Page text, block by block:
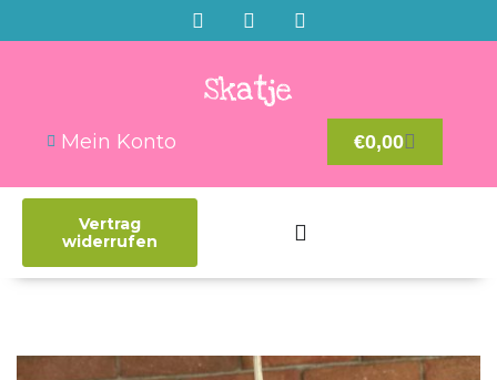
Mein Konto €0,00
Vertrag
widerrufen